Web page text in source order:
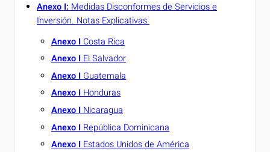
Anexo I:Medidas Disconformes de Servicios e
Inversión. Notas Explicativas.
Anexo I Costa Rica
Anexo IEl Salvador
Anexo I Guatemala
Anexo IHonduras
Anexo I Nicaragua
Anexo I República Dominicana
Anexo IEstados Unidos de América